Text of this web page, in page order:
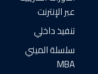
عبر الإنترنت
تنفيذ داخلي
سلسلة الميني
MBA